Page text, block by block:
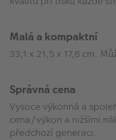
Malá a kompaktní
33,1 x 21,5 x 17,8 cm.
Správná cena
Vysoce výkonná a
cena/výkon a nižšími
předchozí generaci.